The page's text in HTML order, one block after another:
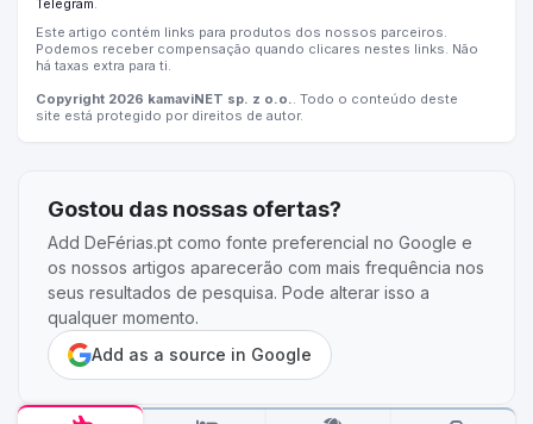
Este artigo contém links para produtos dos nossos parceiros.
Podemos receber compensação quando clicares nestes links. Não
há taxas extra para ti.
Copyright 2026 kamaviNET sp. z o.o.
. Todo o conteúdo deste
site está protegido por direitos de autor.
Gostou das nossas ofertas?
Add DeFérias.pt como fonte preferencial no Google e
os nossos artigos aparecerão com mais frequência nos
seus resultados de pesquisa. Pode alterar isso a
qualquer momento.
Add as a source in Google